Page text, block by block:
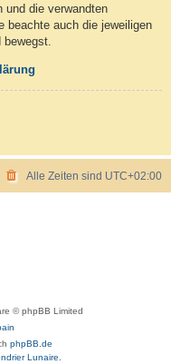
und die verwandten
beachte auch die jeweiligen
Alle Zeiten sind UTC+02:00
© phpBB Limited
phpBB.de
Lunaire.